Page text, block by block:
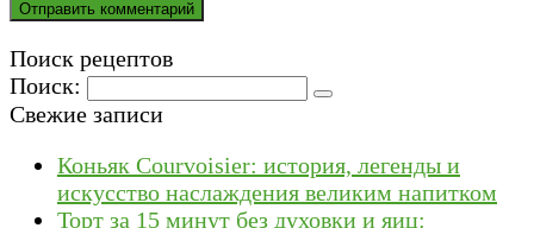
Поиск рецептов
Поиск:
Свежие записи
Коньяк Courvoisier: история, легенды и
искусство наслаждения великим напитком
Торт за 15 минут без духовки и яиц: